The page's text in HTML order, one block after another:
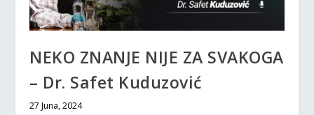
NEKO ZNANJE NIJE ZA SVAKOGA
– Dr. Safet Kuduzović
27 Juna, 2024